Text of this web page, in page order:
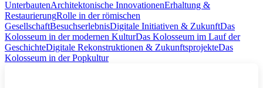
UnterbautenArchitektonische InnovationenErhaltung &
RestaurierungRolle in der römischen
GesellschaftBesuchserlebnisDigitale Initiativen & ZukunftDas
Kolosseum in der modernen KulturDas Kolosseum im Lauf der
GeschichteDigitale Rekonstruktionen & ZukunftsprojekteDas
Kolosseum in der Popkultur